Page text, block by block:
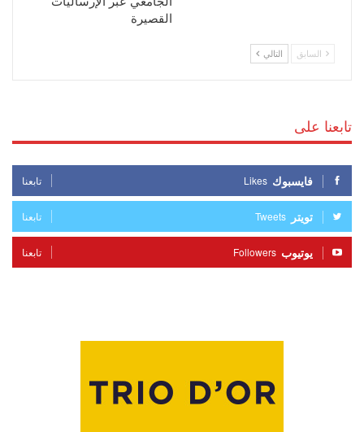
القصيرة
السابق التالي
تابعنا على
فايسبوك Likes تابعنا
تويتر Tweets تابعنا
يوتيوب Followers تابعنا